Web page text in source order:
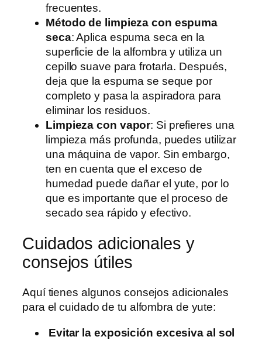
frecuentes.
Método de limpieza con espuma
seca: Aplica espuma seca en la
superficie de la alfombra y utiliza un
cepillo suave para frotarla. Después,
deja que la espuma se seque por
completo y pasa la aspiradora para
eliminar los residuos.
Limpieza con vapor: Si prefieres una
limpieza más profunda, puedes utilizar
una máquina de vapor. Sin embargo,
ten en cuenta que el exceso de
humedad puede dañar el yute, por lo
que es importante que el proceso de
secado sea rápido y efectivo.
Cuidados adicionales y
consejos útiles
Aquí tienes algunos consejos adicionales
para el cuidado de tu alfombra de yute:
Evitar la exposición excesiva al sol